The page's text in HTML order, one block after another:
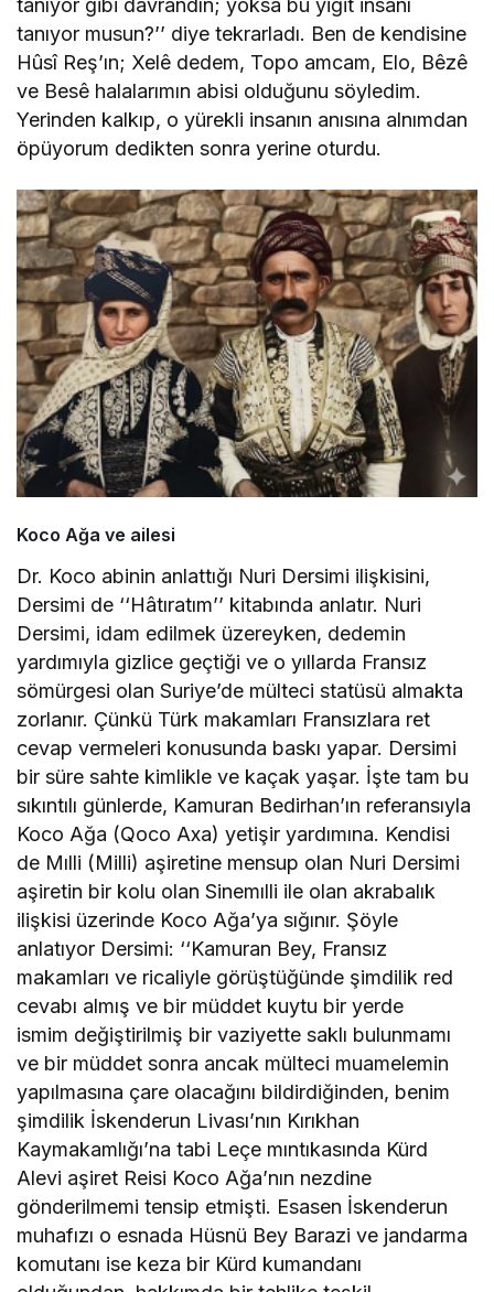
tanıyor gibi davrandın; yoksa bu yiğit insanı
tanıyor musun?’’ diye tekrarladı. Ben de kendisine
Hûsî Reş’ın; Xelê dedem, Topo amcam, Elo, Bêzê
ve Besê halalarımın abisi olduğunu söyledim.
Yerinden kalkıp, o yürekli insanın anısına alnımdan
öpüyorum dedikten sonra yerine oturdu.
Koco Ağa ve ailesi
Dr. Koco abinin anlattığı Nuri Dersimi ilişkisini,
Dersimi de ‘‘Hâtıratım’’ kitabında anlatır. Nuri
Dersimi, idam edilmek üzereyken, dedemin
yardımıyla gizlice geçtiği ve o yıllarda Fransız
sömürgesi olan Suriye’de mülteci statüsü almakta
zorlanır. Çünkü Türk makamları Fransızlara ret
cevap vermeleri konusunda baskı yapar. Dersimi
bir süre sahte kimlikle ve kaçak yaşar. İşte tam bu
sıkıntılı günlerde, Kamuran Bedirhan’ın referansıyla
Koco Ağa (Qoco Axa) yetişir yardımına. Kendisi
de Mılli (Milli) aşiretine mensup olan Nuri Dersimi
aşiretin bir kolu olan Sinemılli ile olan akrabalık
ilişkisi üzerinde Koco Ağa’ya sığınır. Şöyle
anlatıyor Dersimi: ‘‘Kamuran Bey, Fransız
makamları ve ricaliyle görüştüğünde şimdilik red
cevabı almış ve bir müddet kuytu bir yerde
ismim değiştirilmiş bir vaziyette saklı bulunmamı
ve bir müddet sonra ancak mülteci muamelemin
yapılmasına çare olacağını bildirdiğinden, benim
şimdilik İskenderun Livası’nın Kırıkhan
Kaymakamlığı’na tabi Leçe mıntıkasında Kürd
Alevi aşiret Reisi Koco Ağa’nın nezdine
gönderilmemi tensip etmişti. Esasen İskenderun
muhafızı o esnada Hüsnü Bey Barazi ve jandarma
komutanı ise keza bir Kürd kumandanı